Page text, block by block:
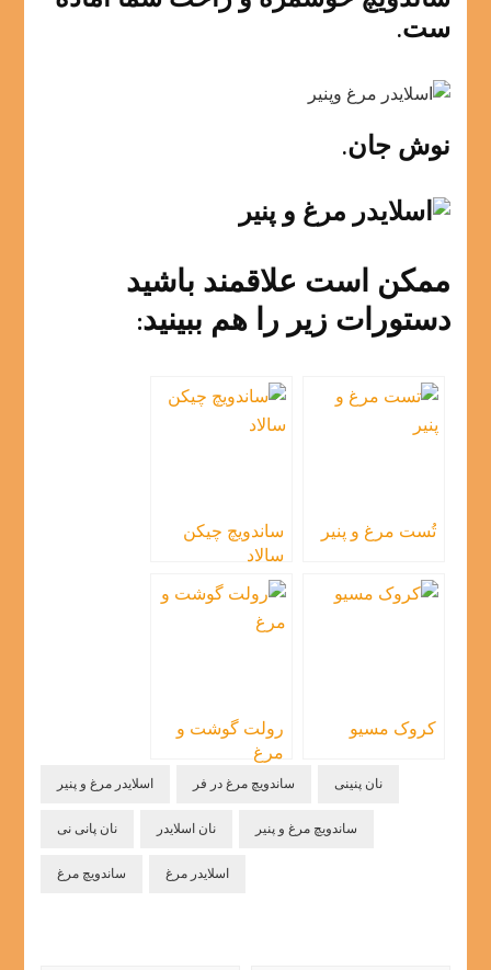
ست.
نوش جان.
ممکن است علاقمند باشید
دستورات زیر را هم ببینید:
تُست مرغ و پنیر
ساندویچ چیکن
سالاد
کروک مسیو
رولت گوشت و
مرغ
اسلایدر مرغ و پنیر ساندویچ مرغ در فر نان پنینی
نان پانی نی نان اسلایدر ساندویچ مرغ و پنیر
ساندویچ مرغ اسلایدر مرغ